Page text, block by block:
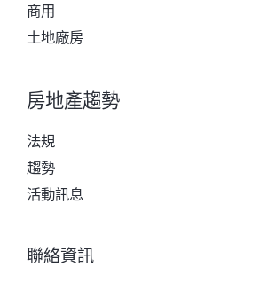
商用
土地廠房
房地產趨勢
法規
趨勢
活動訊息
聯絡資訊